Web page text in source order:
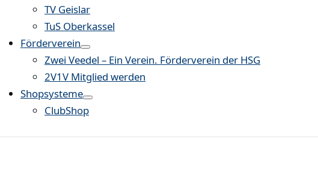
TV Geislar
TuS Oberkassel
Förderverein
Zwei Veedel – Ein Verein. Förderverein der HSG
2V1V Mitglied werden
Shopsysteme
ClubShop